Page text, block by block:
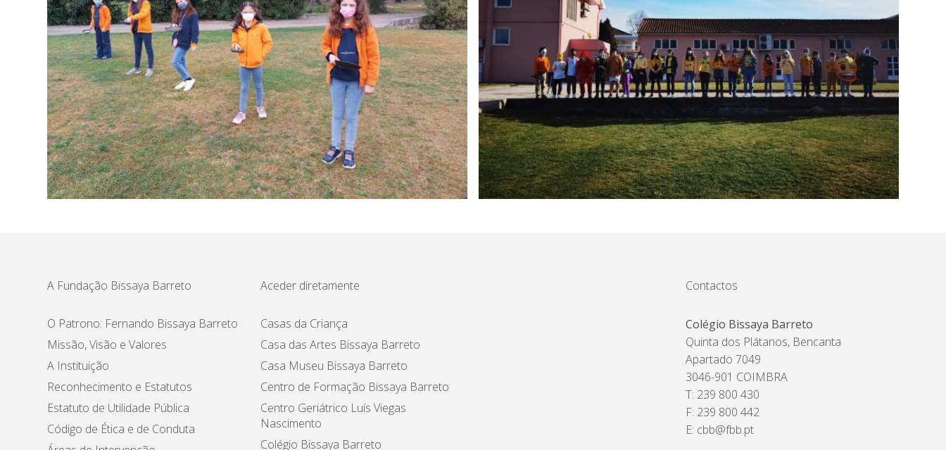
A Fundação Bissaya Barreto
O Patrono: Fernando Bissaya Barreto
Missão, Visão e Valores
A Instituição
Reconhecimento e Estatutos
Estatuto de Utilidade Pública
Código de Ética e de Conduta
Aceder diretamente
Casas da Criança
Casa das Artes Bissaya Barreto
Casa Museu Bissaya Barreto
Centro de Formação Bissaya Barreto
Centro Geriátrico Luís Viegas
Nascimento
Colégio Bissaya Barreto
Contactos
Colégio Bissaya Barreto
Quinta dos Plátanos, Bencanta
Apartado 7049
3046-901 COIMBRA
T: 239 800 430
F: 239 800 442
E: cbb@fbb.pt